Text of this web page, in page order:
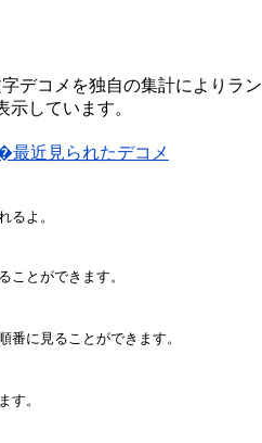
デコメを独自の集計によりラン
示しています。
最近見られたデコメ
るよ。
ことができます。
番に見ることができます。
す。